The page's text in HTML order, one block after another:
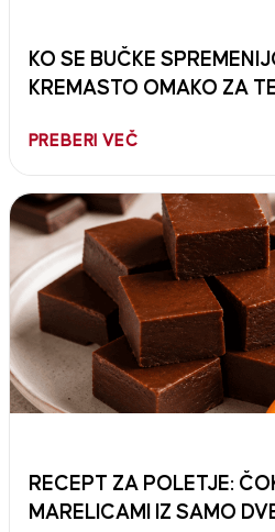
KO SE BUČKE
KREMASTO OMAKO ZA
PREBERI VEČ
RECEPT ZA POLETJE:
MARELICAMI IZ SAMO